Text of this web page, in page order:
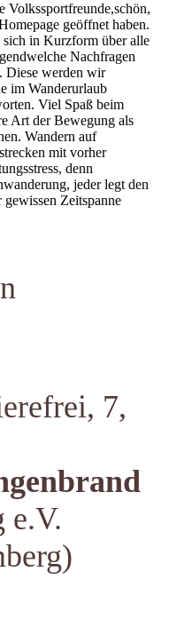
Volkssportfreunde,schön,
geöffnet haben.
in Kurzform über alle
Nachfragen
Diese werden wir
im Wanderurlaub
Viel Spaß beim
Art der Bewegung als
Wandern auf
mit vorher
denn
jeder legt den
Zeitspanne
7,
e.V.